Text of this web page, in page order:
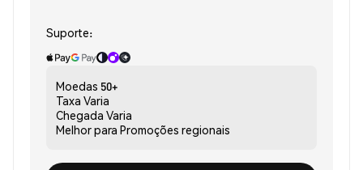
Suporte:
Moedas 50+
Taxa Varia
Chegada Varia
Melhor para Promoções regionais